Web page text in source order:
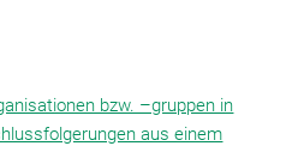
bzw. –gruppen in
aus einem